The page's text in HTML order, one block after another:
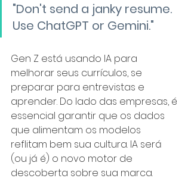
"Don't send a janky resume.
Use ChatGPT or Gemini."
Gen Z está usando IA para
melhorar seus currículos, se
preparar para entrevistas e
aprender. Do lado das empresas, é
essencial garantir que os dados
que alimentam os modelos
reflitam bem sua cultura. IA será
(ou já é) o novo motor de
descoberta sobre sua marca.